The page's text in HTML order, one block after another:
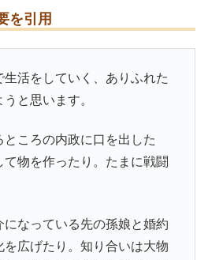
を引用
活をしていく、ありふれた
と思います。
ところの内政に口を出した
て物を作ったり。たまに戦闘
なっている先の孫娘と婚約
を広げたり。知り合いは大物